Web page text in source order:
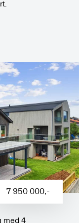
7 950 000,-
med 4